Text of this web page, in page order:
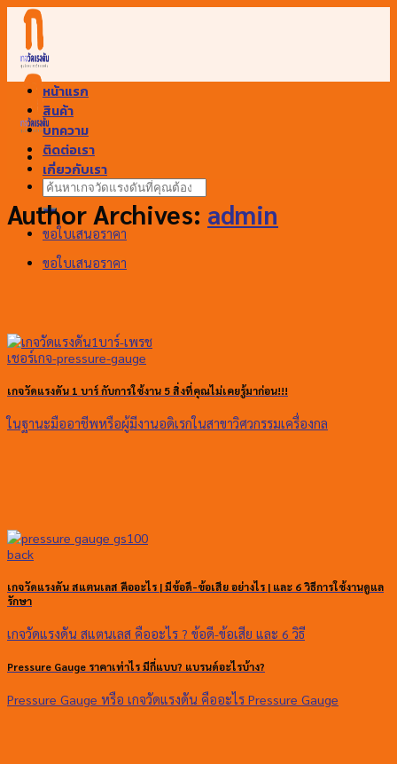
Skip
content
ค้นหา:
ขอใบเสนอราคา
ขอใบเสนอราคา
หน้าแรก
สินค้า
บทความ
ติดต่อเรา
เกี่ยวกับเรา
Author Archives: admin
เกจวัดแรงดัน 1 บาร์ กับการใช้งาน 5 สิ่งที่คุณไม่เคยรู้มาก่อน!!!
ในฐานะมืออาชีพหรือผู้มีงานอดิเรกในสาขาวิศวกรรมเครื่องกล
เกจวัดแรงดัน สแตนเลส คืออะไร | มีข้อดี-ข้อเสีย อย่างไร | และ 6 วิธีการใช้งานดูแล
รักษา
เกจวัดแรงดัน สแตนเลส คืออะไร ? ข้อดี-ข้อเสีย และ 6 วิธี
Pressure Gauge ราคาเท่าไร มีกี่แบบ? แบรนด์อะไรบ้าง?
Pressure Gauge หรือ เกจวัดแรงดัน คืออะไร Pressure Gauge